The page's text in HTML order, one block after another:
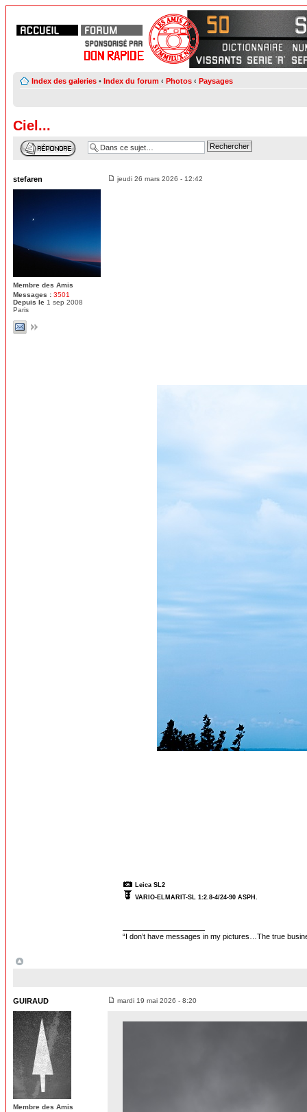
Index des galeries • Index du forum ‹ Photos ‹ Paysages
Ciel...
stefaren jeudi 26 mars 2026 - 12:42
Membre des Amis
Messages : 3501
Depuis le 1 sep 2008
Paris
Leica SL2
VARIO-ELMARIT-SL 1:2.8-4/24-90 ASPH.
“I don’t have messages in my pictures…The true
GUIRAUD mardi 19 mai 2026 - 8:20
Membre des Amis